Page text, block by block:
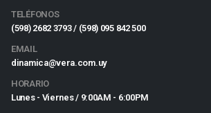
TELÉFONOS
(598) 2682 3793 / (598) 095 842 500
EMAIL
dinamica@vera.com.uy
HORARIO
Lunes - Viernes / 9:00AM - 6:00PM